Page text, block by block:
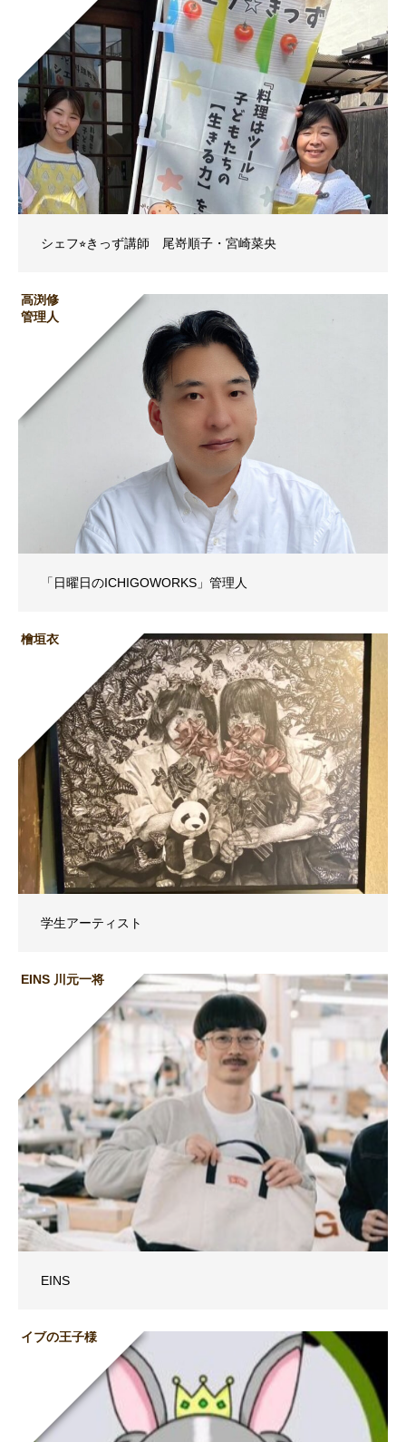
シェフ⭐︎きっず講師 尾嵜順子・宮崎菜央
高渕修
管理人
「日曜日のICHIGOWORKS」管理人
檜垣衣
学生アーティスト
EINS 川元一将
EINS
イブの王子様